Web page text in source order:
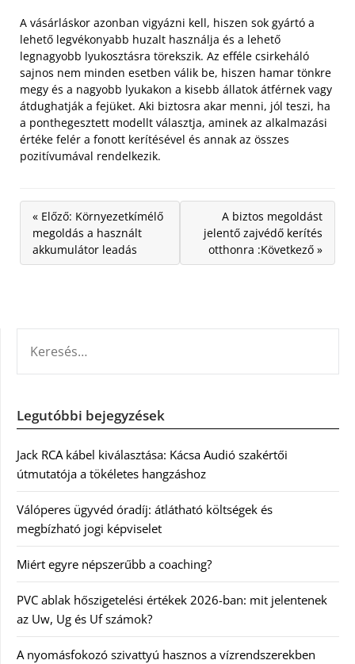
A vásárláskor azonban vigyázni kell, hiszen sok gyártó a
lehető legvékonyabb huzalt használja és a lehető
legnagyobb lyukosztásra törekszik. Az efféle csirkeháló
sajnos nem minden esetben válik be, hiszen hamar tönkre
megy és a nagyobb lyukakon a kisebb állatok átférnek vagy
átdughatják a fejüket. Aki biztosra akar menni, jól teszi, ha
a ponthegesztett modellt választja, aminek az alkalmazási
értéke felér a fonott kerítésével és annak az összes
pozitívumával rendelkezik.
« Előző: Környezetkímélő
megoldás a használt
akkumulátor leadás
A biztos megoldást
jelentő zajvédő kerítés
otthonra :Következő »
Legutóbbi bejegyzések
Jack RCA kábel kiválasztása: Kácsa Audió szakértői
útmutatója a tökéletes hangzáshoz
Válóperes ügyvéd óradíj: átlátható költségek és
megbízható jogi képviselet
Miért egyre népszerűbb a coaching?
PVC ablak hőszigetelési értékek 2026-ban: mit jelentenek
az Uw, Ug és Uf számok?
A nyomásfokozó szivattyú hasznos a vízrendszerekben